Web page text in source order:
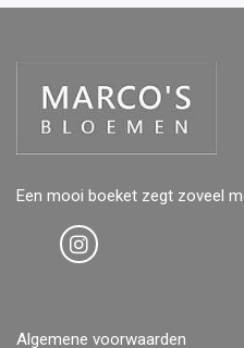
Een mooi boeket zegt zoveel
Algemene voorwaarden